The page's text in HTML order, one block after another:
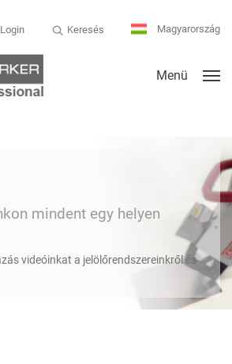
Login Keresés Magyarország
Menü
mindent egy helyen
videóinkat a jelölőrendszereinkről és